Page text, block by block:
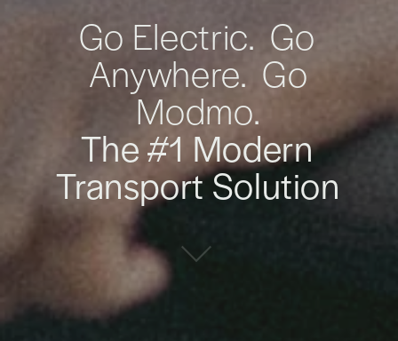
Go Electric. Go
Anywhere. Go
Modmo.
The #1 Modern
Transport Solution